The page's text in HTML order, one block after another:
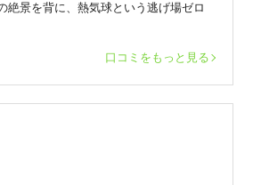
絶景を背に、熱気球という逃げ場ゼロ
口コミをもっと見る